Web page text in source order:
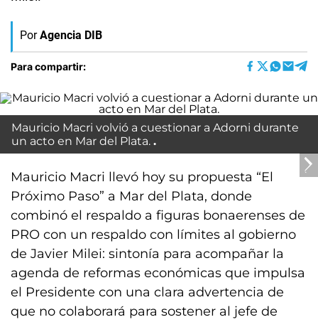
Por Agencia DIB
Para compartir:
Mauricio Macri volvió a cuestionar a Adorni durante
un acto en Mar del Plata.
Mauricio Macri llevó hoy su propuesta “El
Próximo Paso” a Mar del Plata, donde
combinó el respaldo a figuras bonaerenses de
PRO con un respaldo con límites al gobierno
de Javier Milei: sintonía para acompañar la
agenda de reformas económicas que impulsa
el Presidente con una clara advertencia de
que no colaborará para sostener al jefe de